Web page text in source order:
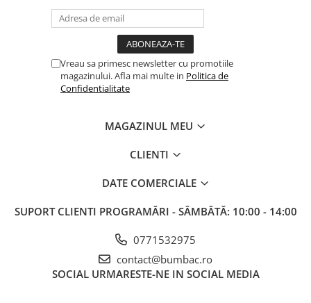
Vreau sa primesc newsletter cu promotiile
magazinului. Afla mai multe in Politica de
Confidentialitate
MAGAZINUL MEU
CLIENTI
DATE COMERCIALE
SUPORT CLIENTI PROGRAMĂRI - SÂMBĂTĂ: 10:00 - 14:00
0771532975
contact@bumbac.ro
SOCIAL URMARESTE-NE IN SOCIAL MEDIA